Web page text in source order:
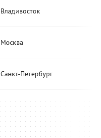
Владивосток
Москва
Санкт-Петербург